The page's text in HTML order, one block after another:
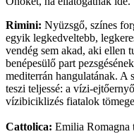
Rimini: Nyüzsgő, színes
egyik legkedveltebb,
vendég sem akad, aki ellen
benépesülő part
mediterrán hangulatának. A
teszi teljessé: a vízi-
vízibiciklizés fiatalok
Cattolica: Emilia Romagna